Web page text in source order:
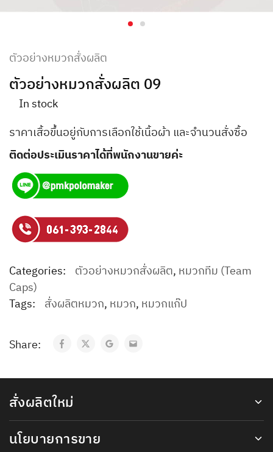
ตัวอย่างหมวกสั่งผลิต
ตัวอย่างหมวกสั่งผลิต 09
In stock
ราคาเสื้อขึ้นอยู่กับการเลือกใช้เนื้อผ้า และจำนวนสั่งซื้อ
ติดต่อประเมินราคาได้ที่พนักงานขายค่ะ
Categories: ตัวอย่างหมวกสั่งผลิต, หมวกทีม (Team
Caps)
Tags: สั่งผลิตหมวก, หมวก, หมวกแก๊ป
Share:
สั่งผลิตใหม่
นโยบายการขาย